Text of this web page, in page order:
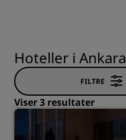
Hoteller i Ankara
FILTRE
Viser 3 resultater